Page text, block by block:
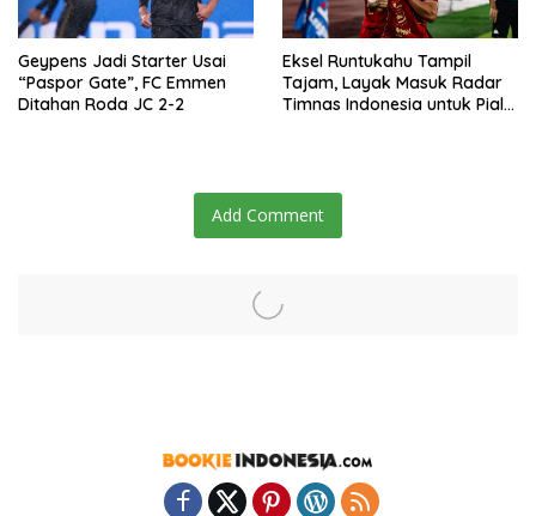
Geypens Jadi Starter Usai
“Paspor Gate”, FC Emmen
Ditahan Roda JC 2-2
Eksel Runtukahu Tampil
Tajam, Layak Masuk Radar
Timnas Indonesia untuk Piala
Add Comment